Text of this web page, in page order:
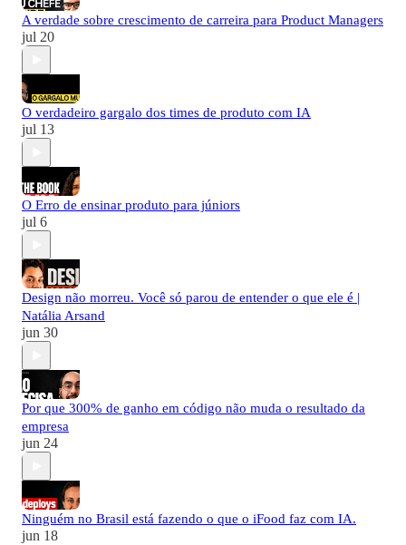
A verdade sobre crescimento de carreira para Product Managers
jul 20
O verdadeiro gargalo dos times de produto com IA
jul 13
O Erro de ensinar produto para júniors
jul 6
Design não morreu. Você só parou de entender o que ele é |
Natália Arsand
jun 30
Por que 300% de ganho em código não muda o resultado da
empresa
jun 24
Ninguém no Brasil está fazendo o que o iFood faz com IA.
jun 18